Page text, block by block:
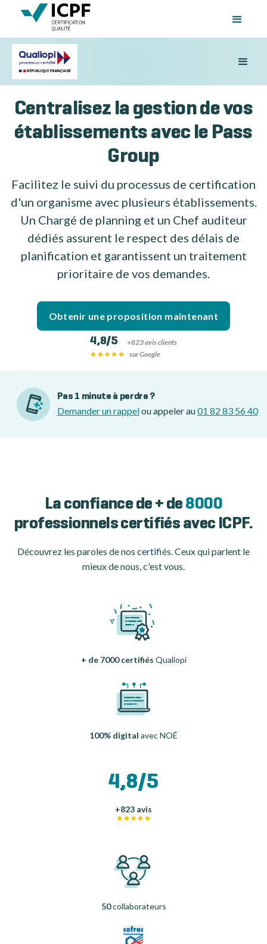
Centralisez la gestion de vos
établissements avec le Pass
Group
Facilitez le suivi du processus de certification
d'un organisme avec plusieurs établissements.
Un Chargé de planning et un Chef auditeur
dédiés assurent le respect des délais de
planification et garantissent un traitement
prioritaire de vos demandes.
Obtenir une proposition maintenant
4,8/5
+823 avis clients
sur Google
Pas 1 minute à perdre ?
Demander un rappelou appeler au01 82 83 56 40
La confiance de + de 8000
professionnels certifiés avec ICPF.
Découvrez les paroles de nos certifiés. Ceux qui parlent le
mieux de nous, c'est vous.
+ de 7000 certifiés Qualiopi
100% digital avec NOÉ
4,8/5
+823 avis
50collaborateurs